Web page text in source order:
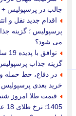
جالب در پرسپولیس
اقدام جدید نقل و
پرسپولیس ؛ گزینه
می شود؟
گزینه جذاب
در دفاع، خط حمله
خرید بعدی